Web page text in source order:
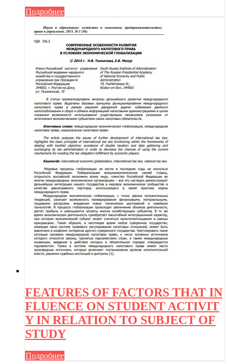
Подробнее
FEATURES OF FACTORS THAT IN
FLUENCE ON STUDENT ACTIVIT
Y IN RELATION TO SUBJECT OF
STUDY
Подробнее